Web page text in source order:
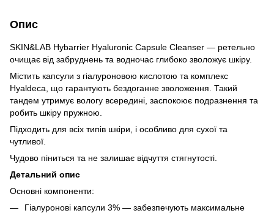
Опис
SKIN&LAB Hybarrier Hyaluronic Capsule Cleanser — ретельно
очищає від забруднень та водночас глибоко зволожує шкіру.
Містить капсули з гіалуроновою кислотою та комплекс
Hyaldeca, що гарантують бездоганне зволоження. Такий
тандем утримує вологу всередині, заспокоює подразнення та
робить шкіру пружною.
Підходить для всіх типів шкіри, і особливо для сухої та
чутливої.
Чудово піниться та не залишає відчуття стягнутості.
Детальний опис
Основні компоненти:
Гіалуронові капсули 3% — забезпечують максимальне